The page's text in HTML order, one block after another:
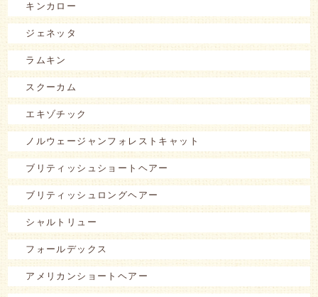
キンカロー
ジェネッタ
ラムキン
スクーカム
エキゾチック
ノルウェージャンフォレストキャット
ブリティッシュショートヘアー
ブリティッシュロングヘアー
シャルトリュー
フォールデックス
アメリカンショートヘアー